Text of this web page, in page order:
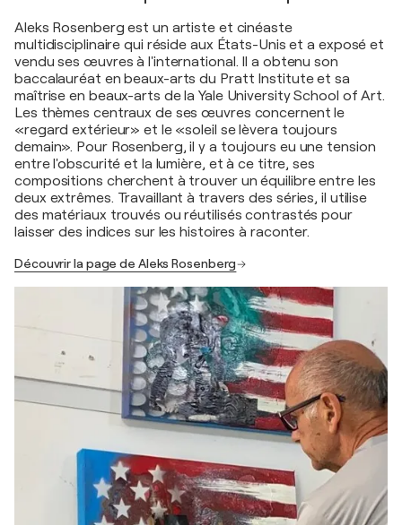
Aleks Rosenberg est un artiste et cinéaste
multidisciplinaire qui réside aux États-Unis et a exposé et
vendu ses œuvres à l'international. Il a obtenu son
baccalauréat en beaux-arts du Pratt Institute et sa
maîtrise en beaux-arts de la Yale University School of Art.
Les thèmes centraux de ses œuvres concernent le
«regard extérieur» et le «soleil se lèvera toujours
demain». Pour Rosenberg, il y a toujours eu une tension
entre l'obscurité et la lumière, et à ce titre, ses
compositions cherchent à trouver un équilibre entre les
deux extrêmes. Travaillant à travers des séries, il utilise
des matériaux trouvés ou réutilisés contrastés pour
laisser des indices sur les histoires à raconter.
Découvrir la page de Aleks Rosenberg